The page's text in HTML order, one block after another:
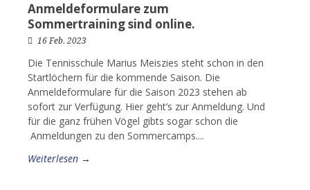
Anmeldeformulare zum
Sommertraining sind online.
16 Feb. 2023
Die Tennisschule Marius Meiszies steht schon in den
Startlöchern für die kommende Saison. Die
Anmeldeformulare für die Saison 2023 stehen ab
sofort zur Verfügung. Hier geht’s zur Anmeldung. Und
für die ganz frühen Vögel gibts sogar schon die
Anmeldungen zu den Sommercamps....
Weiterlesen →